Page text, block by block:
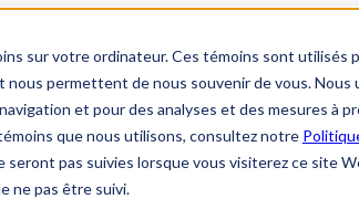
sur votre ordinateur. Ces témoins sont utilisés
permettent de nous souvenir de vous.
et pour des analyses et des mesures à
que nous utilisons, consultez notre
seront pas suivies lorsque vous visiterez ce site
ne pas être suivi.